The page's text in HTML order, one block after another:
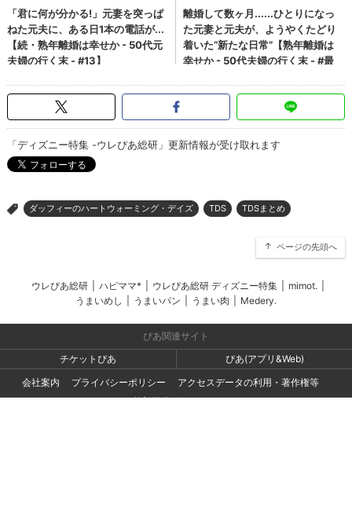
「ディズニー特集 -ウレぴあ総研」更新情報が受け取れます
> ダッフィーのハートウォーミング・デイズ TDS TDSまとめ
ページの先頭へ
ウレぴあ総研 ハピママ* ウレぴあ総研 ディズニー特集 mimot.
うまいめし
うまいパン うまい肉 Medery.
ぴあ関連サイト
チケットぴあ
ぴあ(アプリ&Web)
会社案内
プライバシーポリシー
アクセスデータの利用・著作権等
外部送信ポリシー